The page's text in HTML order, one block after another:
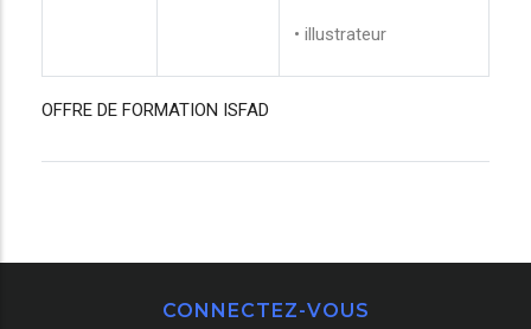
• illustrateur
OFFRE DE FORMATION ISFAD
CONNECTEZ-VOUS